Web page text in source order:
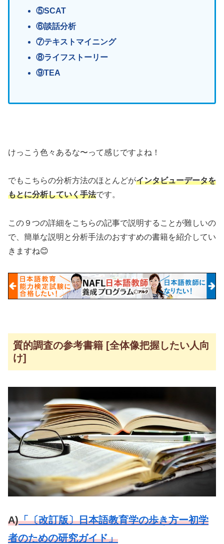
⑤SCAT
⑥談話分析
⑦テキストマイニング
⑧ライフストーリー
⑨TEA
けっこう色々あるな〜って感じですよね！
でもこちらの分析方法のほとんどがインタビューデータを
もとに分析していく手法です。
この９つの詳細をこちらの記事で説明することが難しいの
で、簡単な説明と分析手法のおすすめの書籍を紹介してい
きますね😊
質的調査の参考書籍 [全体像把握したい人向
け]
A)「〔改訂版〕日本語教育学の歩き方ー初学
者のための研究ガイド」